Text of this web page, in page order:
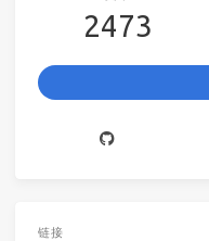
2473
链接